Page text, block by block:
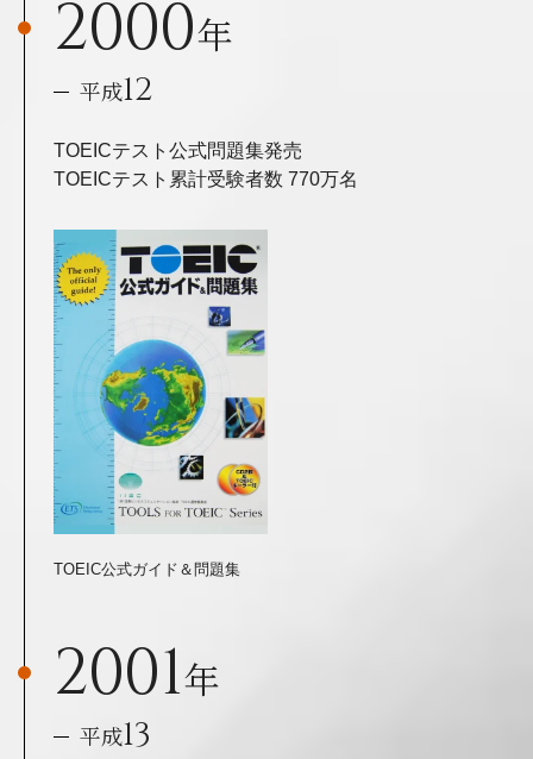
2000年
平成12
TOEICテスト公式問題集発売
TOEICテスト累計受験者数 770万名
TOEIC公式ガイド＆問題集
2001年
平成13